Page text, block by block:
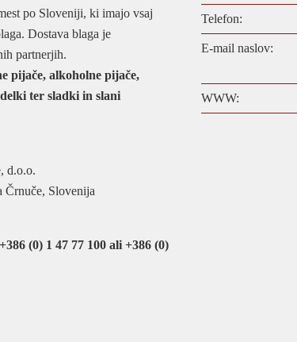
po Sloveniji, ki imajo vsaj
Dostava blaga je
partnerjih.
pijače, alkoholne pijače,
ter sladki in slani
d.o.o.
Črnuče, Slovenija
(0) 1 47 77 100 ali +386 (0)
Telefon:
E-mail naslov:
WWW: